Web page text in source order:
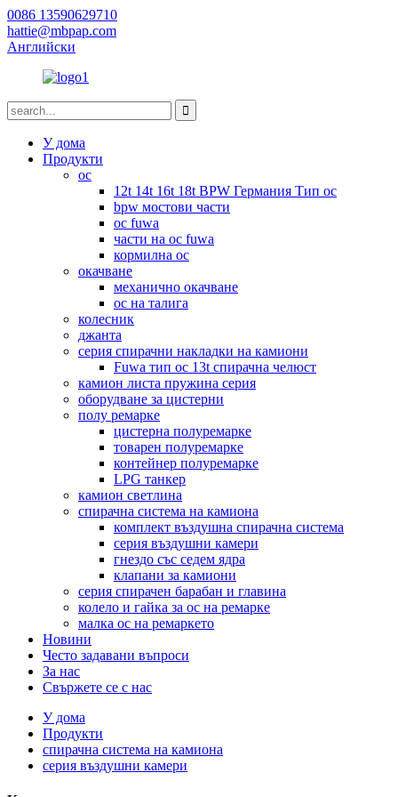
0086 13590629710
hattie@mbpap.com
Английски
У дома
Продукти
ос
12t 14t 16t 18t BPW Германия Тип ос
bpw мостови части
ос fuwa
части на ос fuwa
кормилна ос
окачване
механично окачване
ос на талига
колесник
джанта
серия спирачни накладки на камиони
Fuwa тип ос 13t спирачна челюст
камион листа пружина серия
оборудване за цистерни
полу ремарке
цистерна полуремарке
товарен полуремарке
контейнер полуремарке
LPG танкер
камион светлина
спирачна система на камиона
комплект въздушна спирачна система
серия въздушни камери
гнездо със седем ядра
клапани за камиони
серия спирачен барабан и главина
колело и гайка за ос на ремарке
малка ос на ремаркето
Новини
Често задавани въпроси
За нас
Свържете се с нас
У дома
Продукти
спирачна система на камиона
серия въздушни камери